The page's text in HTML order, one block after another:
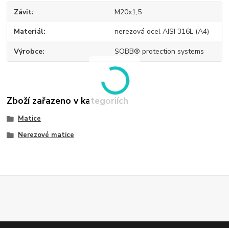
Závit M20x1,5
Materiál nerezová ocel AISI 316L (A4)
Výrobce SOBB® protection systems
Zboží zařazeno v kategoriích
Matice
Nerezové matice